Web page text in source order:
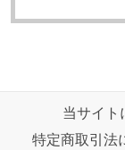
当サイト
特定商取引法